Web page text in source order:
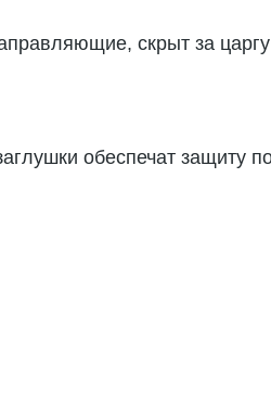
скрыт за царгу
обеспечат защиту